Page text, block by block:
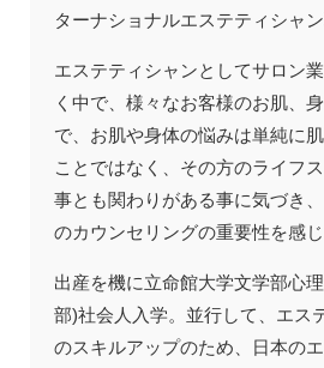
ターナショナルエステティシャン
エステティシャンとしてサロン
く中で、様々なお客様のお肌、
で、お肌や身体の悩みは単純に
ことではなく、その方のライフ
事とも関わりがある事に気づき
のカウンセリングの重要性を感じ
出産を機に立命館大学文学部心
部)社会人入学。並行して、エス
のスキルアップのため、日本の